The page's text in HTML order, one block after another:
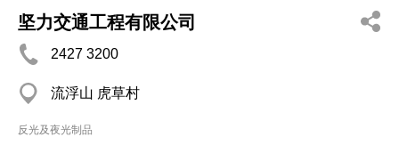
坚力交通工程有限公司
2427 3200
流浮山 虎草村
反光及夜光制品